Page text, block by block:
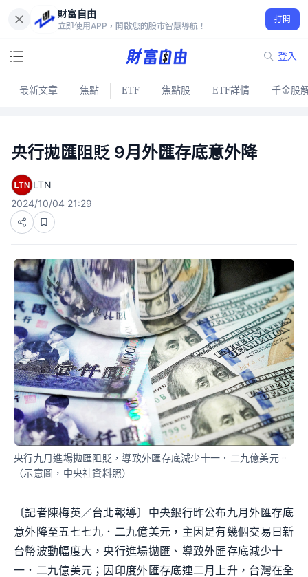
財富自由
立即使用APP，開啟您的股市智慧導航！
打開
登入
最新文章 焦點 ETF 焦點股 ETF詳情 千金股
央行拋匯阻貶 9月外匯存底意外降
LTN
2024/10/04 21:29
央行九月進場拋匯阻貶，導致外匯存底減少十一．二九億美元。
（示意圖，中央社資料照）
〔記者陳梅英／台北報導〕中央銀行昨公布九月外匯存底
意外降至五七七九．二九億美元，主因是有幾個交易日新
台幣波動幅度大，央行進場拋匯、導致外匯存底減少十
一．二九億美元；因印度外匯存底連二月上升，台灣在全